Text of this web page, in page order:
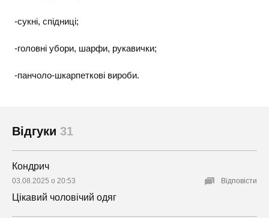
-сукні, спідниці;
-головні убори, шарфи, рукавички;
-панчоло-шкарпеткові вироби.
Відгуки 31
Кондрич
03.08.2025 о 20:53
Цікавий чоловічий одяг
Відповісти